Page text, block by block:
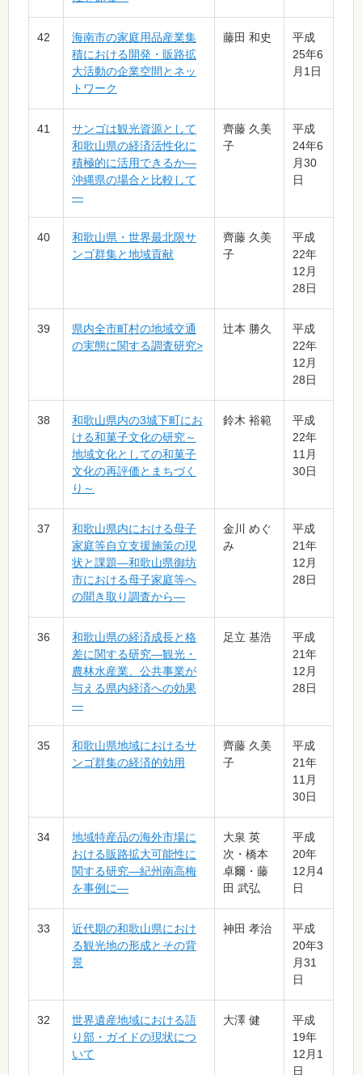
42
海南市の家庭用品産業集
積における開発・販路拡
大活動の企業空間とネッ
トワーク
藤田 和史
平成
25年6
月1日
41
サンゴは観光資源として
和歌山県の経済活性化に
積極的に活用できるか―
沖縄県の場合と比較して
―
齊藤 久美
子
平成
24年6
月30
日
40
和歌山県・世界最北限サ
ンゴ群集と地域貢献
齊藤 久美
子
平成
22年
12月
28日
39
県内全市町村の地域交通
の実態に関する調査研究>
辻󠄀本 勝久
平成
22年
12月
28日
38
和歌山県内の3城下町にお
ける和菓子文化の研究～
地域文化としての和菓子
文化の再評価とまちづく
り～
鈴木 裕範
平成
22年
11月
30日
37
和歌山県内における母子
家庭等自立支援施策の現
状と課題―和歌山県御坊
市における母子家庭等へ
の聞き取り調査から―
金川 めぐ
み
平成
21年
12月
28日
36
和歌山県の経済成長と格
差に関する研究―観光・
農林水産業、公共事業が
与える県内経済への効果
―
足立 基浩
平成
21年
12月
28日
35
和歌山県地域におけるサ
ンゴ群集の経済的効用
齊藤 久美
子
平成
21年
11月
30日
34
地域特産品の海外市場に
おける販路拡大可能性に
関する研究―紀州南高梅
を事例に―
大泉 英
次・橋本
卓爾・藤
田 武弘
平成
20年
12月4
日
33
近代期の和歌山県におけ
る観光地の形成とその背
景
神田 孝治
平成
20年3
月31
日
32
世界遺産地域における語
り部・ガイドの現状につ
いて
大澤 健
平成
19年
12月1
日